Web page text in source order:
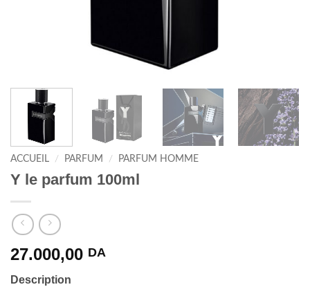
ACCUEIL / PARFUM / PARFUM HOMME
Y le parfum 100ml
27.000,00 DA
Description